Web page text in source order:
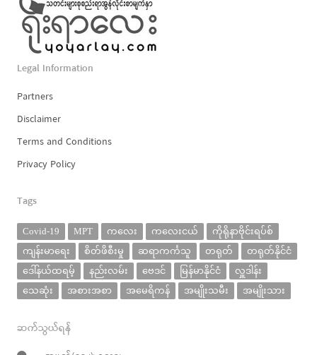
Legal Information
Partners
Disclaimer
Terms and Conditions
Privacy Policy
Tags
Covid-19 MPT ကလေး ကလေးငယ်
ကိုရိုနာဗိုင်းရပ်စ်
ကျန်းမာရေး
စိတ်ဖိစီးမှု ဆရာကင်္ကသူ တရုတ်
တရုတ်နိုင်ငံ
ဒေါ်နယ်ထရမ့်
နည်းလမ်း ဗေဒင် မြန်မာနိုင်ငံ
လှူဒါန်း
သေဆုံး
အစားအစာ အမေရိကန် အမျိုးသမီး အမျိုးသား
ဆက်သွယ်ရန်